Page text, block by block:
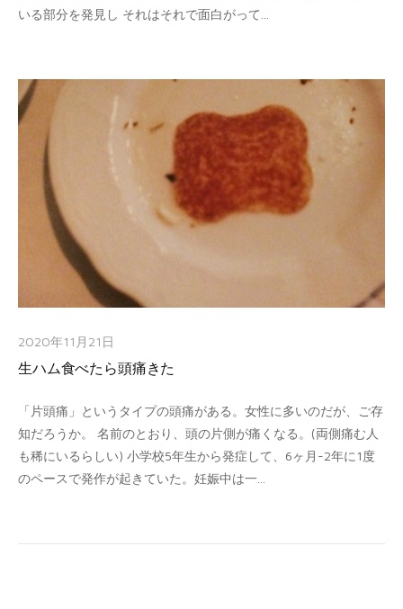
いる部分を発見し それはそれで面白がって...
2020年11月21日
生ハム食べたら頭痛きた
「片頭痛」というタイプの頭痛がある。女性に多いのだが、ご存
知だろうか。 名前のとおり、頭の片側が痛くなる。(両側痛む人
も稀にいるらしい) 小学校5年生から発症して、6ヶ月-2年に1度
のペースで発作が起きていた。妊娠中は一...